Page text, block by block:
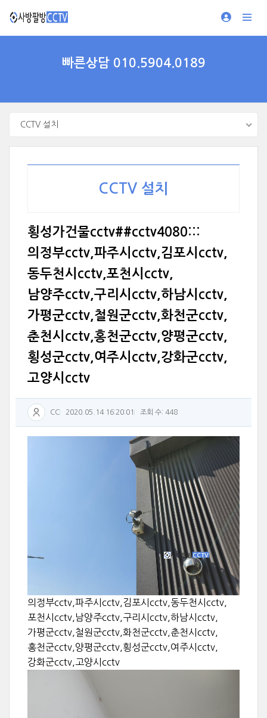
빠른상담 010.5904.0189
CCTV 설치
CCTV 설치
횡성가건물cctv##cctv4080:::
의정부cctv,파주시cctv,김포시cctv,
동두천시cctv,포천시cctv,
남양주cctv,구리시cctv,하남시cctv,
가평군cctv,철원군cctv,화천군cctv,
춘천시cctv,홍천군cctv,양평군cctv,
횡성군cctv,여주시cctv,강화군cctv,
고양시cctv
CC 2020.05.14 16:20:01 조회 수: 448
의정부cctv,파주시cctv,김포시cctv,동두천시cctv,
포천시cctv,남양주cctv,구리시cctv,하남시cctv,
가평군cctv,철원군cctv,화천군cctv,춘천시cctv,
홍천군cctv,양평군cctv,횡성군cctv,여주시cctv,
강화군cctv,고양시cctv